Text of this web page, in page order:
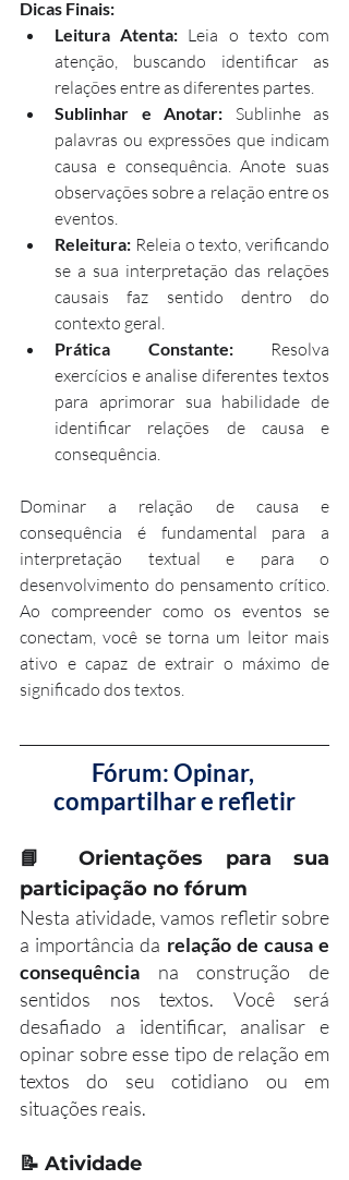
Dicas Finais:
Leitura Atenta: Leia o texto com
atenção, buscando identificar as
relações entre as diferentes partes.
Sublinhar e Anotar: Sublinhe as
palavras ou expressões que indicam
causa e consequência. Anote suas
observações sobre a relação entre os
eventos.
Releitura: Releia o texto, verificando
se a sua interpretação das relações
causais faz sentido dentro do
contexto geral.
Prática Constante: Resolva
exercícios e analise diferentes textos
para aprimorar sua habilidade de
identificar relações de causa e
consequência.
Dominar a relação de causa e
consequência é fundamental para a
interpretação textual e para o
desenvolvimento do pensamento crítico.
Ao compreender como os eventos se
conectam, você se torna um leitor mais
ativo e capaz de extrair o máximo de
significado dos textos.
Fórum: Opinar,
compartilhar e refletir
📘 Orientações para sua
participação no fórum
Nesta atividade, vamos refletir sobre
a importância da relação de causa e
consequência na construção de
sentidos nos textos. Você será
desafiado a identificar, analisar e
opinar sobre esse tipo de relação em
textos do seu cotidiano ou em
situações reais.
📝 Atividade